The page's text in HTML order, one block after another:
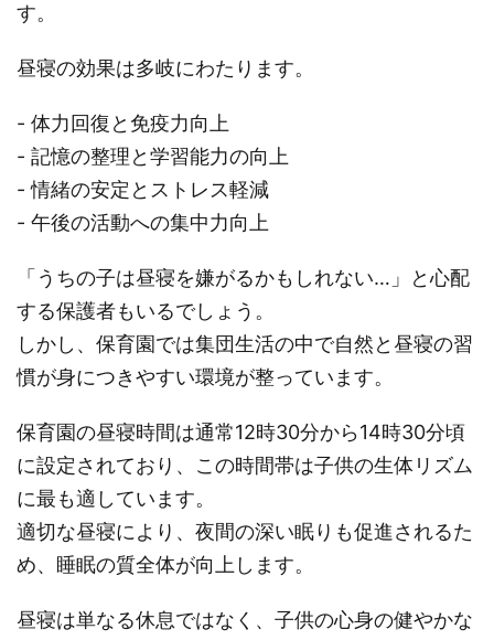
す。
昼寝の効果は多岐にわたります。
- 体力回復と免疫力向上
- 記憶の整理と学習能力の向上
- 情緒の安定とストレス軽減
- 午後の活動への集中力向上
「うちの子は昼寝を嫌がるかもしれない…」と心配
する保護者もいるでしょう。
しかし、保育園では集団生活の中で自然と昼寝の習
慣が身につきやすい環境が整っています。
保育園の昼寝時間は通常12時30分から14時30分頃
に設定されており、この時間帯は子供の生体リズム
に最も適しています。
適切な昼寝により、夜間の深い眠りも促進されるた
め、睡眠の質全体が向上します。
昼寝は単なる休息ではなく、子供の心身の健やかな